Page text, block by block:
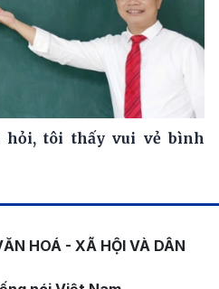
hỏi, tôi thấy vui vẻ bình
HOÁ - XÃ HỘI VÀ DÂN